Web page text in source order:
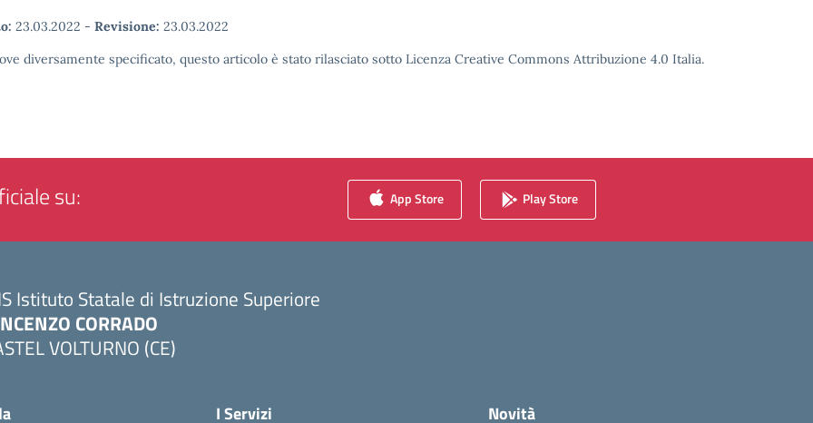
23.03.2022 - Revisione: 23.03.2022
diversamente specificato, questo articolo è stato rilasciato sotto Licenza Creative Commons Attribuzione 4.0 Italia.
su: App Store Play Store
Istituto Statale di Istruzione Superiore
CORRADO
VOLTURNO (CE)
I Servizi Novità